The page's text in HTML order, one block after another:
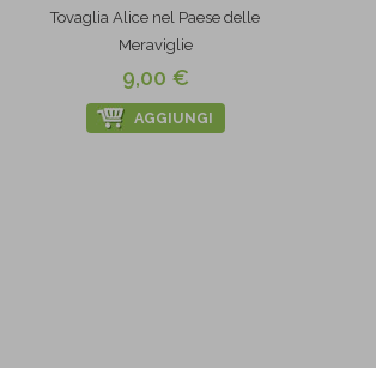
Tovaglia Alice nel Paese delle
Meraviglie
9,00 €
AGGIUNGI